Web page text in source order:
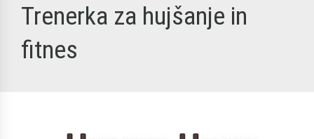
Trenerka za hujšanje in
fitnes